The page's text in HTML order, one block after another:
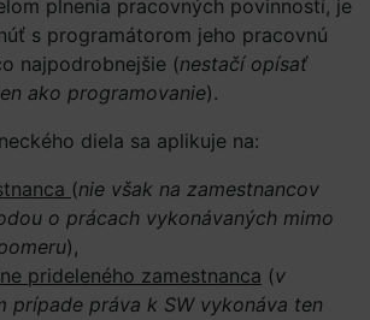
plnenia pracovných povinností, je
s programátorom jeho pracovnú
najpodrobnejšie (nestačí opísať
ako programovanie).
diela sa aplikuje na:
(nie však na zamestnancov
o prácach vykonávaných mimo
),
prideleného zamestnanca (v
prípade práva k SW vykonáva ten